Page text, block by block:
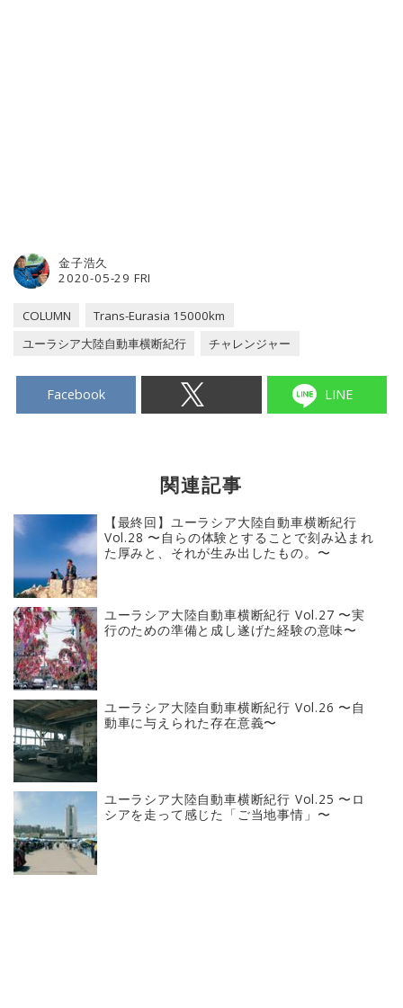
2020-05-29 FRI
金子浩久
COLUMN
Trans-Eurasia 15000km
ユーラシア大陸自動車横断紀行
チャレンジャー
Facebook LINE
関連記事
【最終回】ユーラシア大陸自動車横断紀行
Vol.28 〜自らの体験とすることで刻み込まれ
た厚みと、それが生み出したもの。〜
ユーラシア大陸自動車横断紀行 Vol.27 〜実
行のための準備と成し遂げた経験の意味〜
ユーラシア大陸自動車横断紀行 Vol.26 〜自
動車に与えられた存在意義〜
ユーラシア大陸自動車横断紀行 Vol.25 〜ロ
シアを走って感じた「ご当地事情」〜